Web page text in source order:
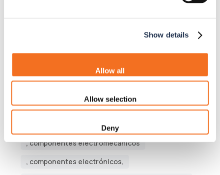
Show details
Allow all
Allow selection
Deny
empresas de servicios de fabricación de productos
componentes activos
, componentes eléctricos
, componentes electromecánicos
, componentes electrónicos,